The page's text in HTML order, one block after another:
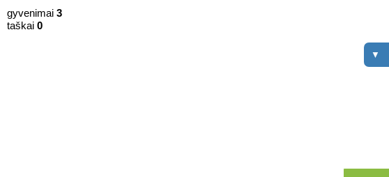
gyvenimai 3
taškai 0
▼